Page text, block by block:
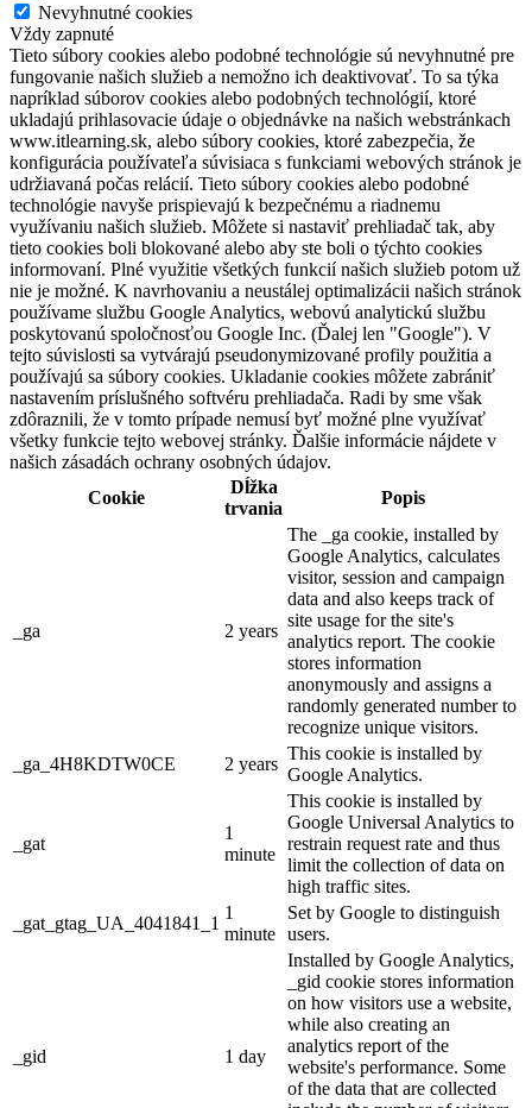
Nevyhnutné cookies
Vždy zapnuté
Tieto súbory cookies alebo podobné technológie sú nevyhnutné pre
fungovanie našich služieb a nemožno ich deaktivovať. To sa týka
napríklad súborov cookies alebo podobných technológií, ktoré
ukladajú prihlasovacie údaje o objednávke na našich webstránkach
www.itlearning.sk, alebo súbory cookies, ktoré zabezpečia, že
konfigurácia používateľa súvisiaca s funkciami webových stránok je
udržiavaná počas relácií. Tieto súbory cookies alebo podobné
technológie navyše prispievajú k bezpečnému a riadnemu
využívaniu našich služieb. Môžete si nastaviť prehliadač tak, aby
tieto cookies boli blokované alebo aby ste boli o týchto cookies
informovaní. Plné využitie všetkých funkcií našich služieb potom už
nie je možné. K navrhovaniu a neustálej optimalizácii našich stránok
používame službu Google Analytics, webovú analytickú službu
poskytovanú spoločnosťou Google Inc. (Ďalej len "Google"). V
tejto súvislosti sa vytvárajú pseudonymizované profily použitia a
používajú sa súbory cookies. Ukladanie cookies môžete zabrániť
nastavením príslušného softvéru prehliadača. Radi by sme však
zdôraznili, že v tomto prípade nemusí byť možné plne využívať
všetky funkcie tejto webovej stránky. Ďalšie informácie nájdete v
našich zásadách ochrany osobných údajov.
Cookie
Dĺžka
trvania
Popis
_ga 2 years
The _ga cookie, installed by
Google Analytics, calculates
visitor, session and campaign
data and also keeps track of
site usage for the site's
analytics report. The cookie
stores information
anonymously and assigns a
randomly generated number to
recognize unique visitors.
_ga_4H8KDTW0CE
2 years
This cookie is installed by
Google Analytics.
_gat
1
minute
This cookie is installed by
Google Universal Analytics to
restrain request rate and thus
limit the collection of data on
high traffic sites.
_gat_gtag_UA_4041841_1
1
minute
Set by Google to distinguish
users.
_gid 1 day
Installed by Google Analytics,
_gid cookie stores information
on how visitors use a website,
while also creating an
analytics report of the
website's performance. Some
of the data that are collected